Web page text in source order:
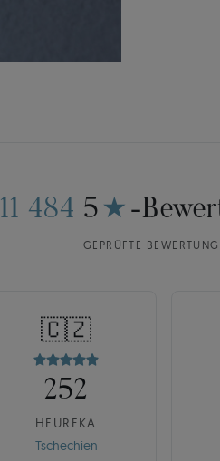
11 484 5 ★ -
GEPRÜFTE
🇨🇿
252
HEUREKA
Tschechien